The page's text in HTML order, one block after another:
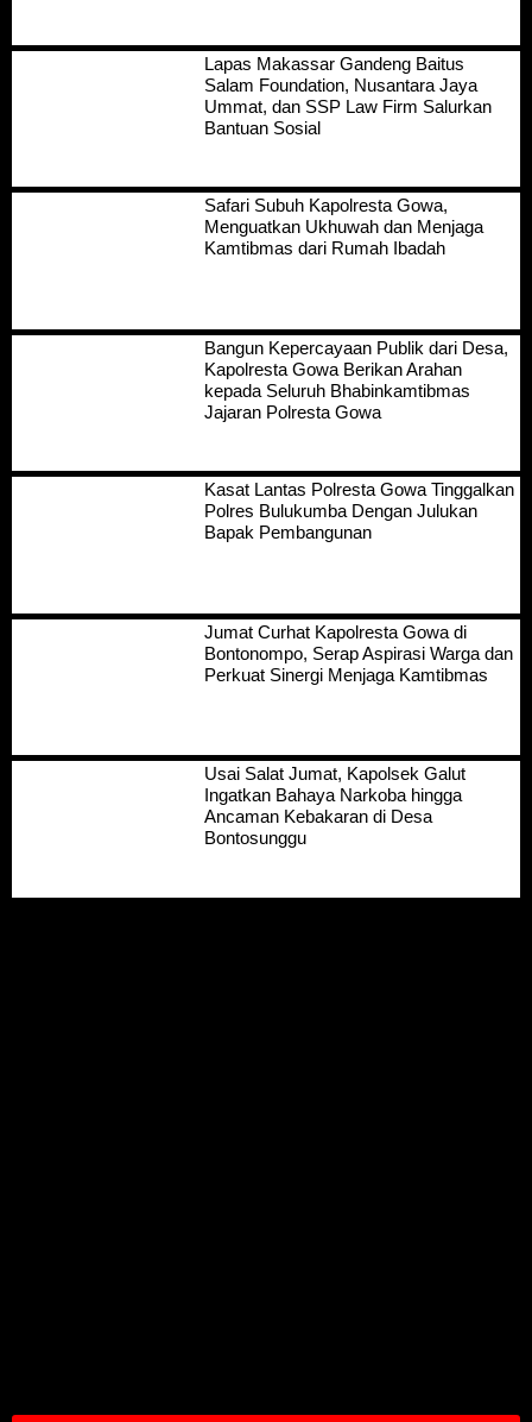
Lapas Makassar Gandeng Baitus
Salam Foundation, Nusantara Jaya
Ummat, dan SSP Law Firm Salurkan
Bantuan Sosial
Safari Subuh Kapolresta Gowa,
Menguatkan Ukhuwah dan Menjaga
Kamtibmas dari Rumah Ibadah
Bangun Kepercayaan Publik dari Desa,
Kapolresta Gowa Berikan Arahan
kepada Seluruh Bhabinkamtibmas
Jajaran Polresta Gowa
Kasat Lantas Polresta Gowa Tinggalkan
Polres Bulukumba Dengan Julukan
Bapak Pembangunan
Jumat Curhat Kapolresta Gowa di
Bontonompo, Serap Aspirasi Warga dan
Perkuat Sinergi Menjaga Kamtibmas
Usai Salat Jumat, Kapolsek Galut
Ingatkan Bahaya Narkoba hingga
Ancaman Kebakaran di Desa
Bontosunggu